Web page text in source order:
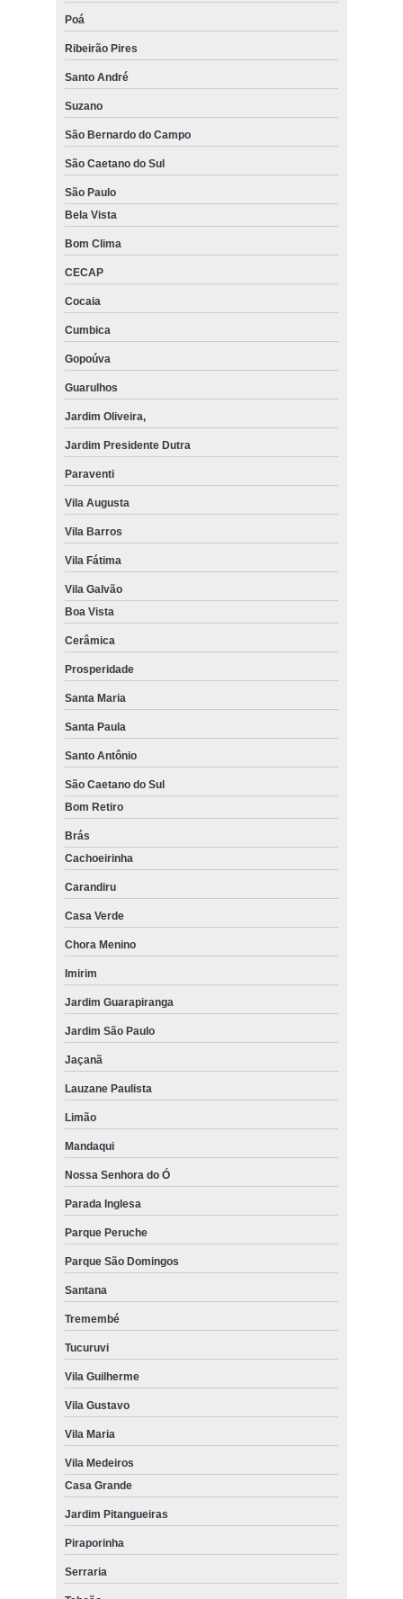
Poá
Ribeirão Pires
Santo André
Suzano
São Bernardo do Campo
São Caetano do Sul
São Paulo
Bela Vista
Bom Clima
CECAP
Cocaia
Cumbica
Gopoúva
Guarulhos
Jardim Oliveira,
Jardim Presidente Dutra
Paraventi
Vila Augusta
Vila Barros
Vila Fátima
Vila Galvão
Boa Vista
Cerâmica
Prosperidade
Santa Maria
Santa Paula
Santo Antônio
São Caetano do Sul
Bom Retiro
Brás
Cachoeirinha
Carandiru
Casa Verde
Chora Menino
Imirim
Jardim Guarapiranga
Jardim São Paulo
Jaçanã
Lauzane Paulista
Limão
Mandaqui
Nossa Senhora do Ó
Parada Inglesa
Parque Peruche
Parque São Domingos
Santana
Tremembé
Tucuruvi
Vila Guilherme
Vila Gustavo
Vila Maria
Vila Medeiros
Casa Grande
Jardim Pitangueiras
Piraporinha
Serraria